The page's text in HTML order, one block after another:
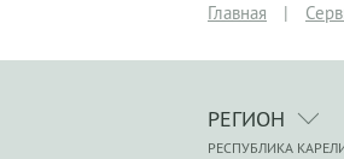
Главная |
РЕГИОН
РЕСПУБЛИКА